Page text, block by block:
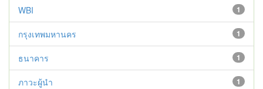
1
WBI
1
กรุงเทพมหานคร
1
ธนาคาร
1
ภาวะผู้นำ